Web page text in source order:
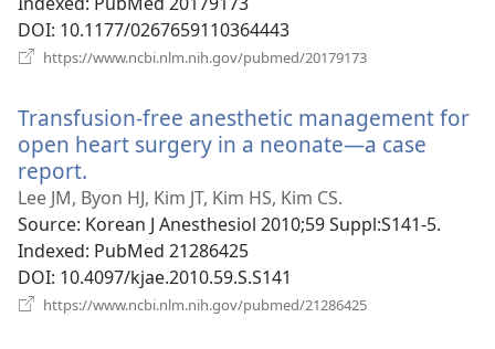
DOI‎: 10.1177/0267659110364443
https://www.ncbi.nlm.nih.gov/pubmed/20179173
вікні)
Transfusion-free anesthetic management for
open heart surgery in a neonate—a case
report.
у
новому
вікні)
Lee JM, Byon HJ, Kim JT, Kim HS, Kim CS.
Source‎: Korean J Anesthesiol 2010;59 Suppl:S141-5.
Indexed‎: PubMed 21286425
DOI‎: 10.4097/kjae.2010.59.S.S141
https://www.ncbi.nlm.nih.gov/pubmed/21286425